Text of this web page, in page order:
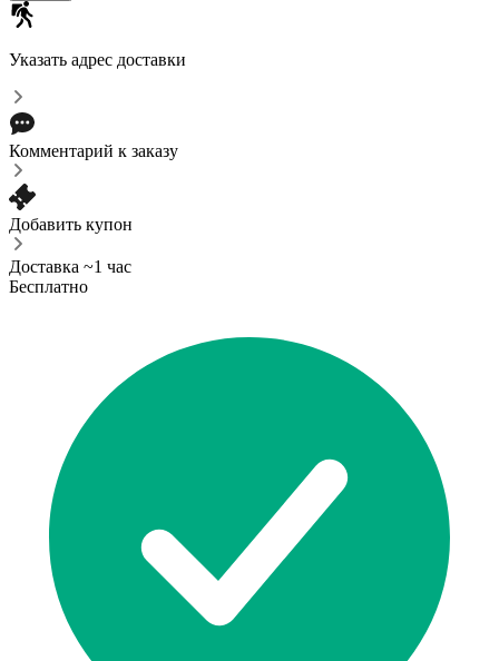
Указать адрес доставки
Комментарий к заказу
Добавить купон
Доставка ~1 час
Бесплатно